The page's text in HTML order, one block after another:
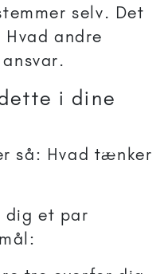
selv. Det
Hvad andre
i dine
så: Hvad tænker
dig et par